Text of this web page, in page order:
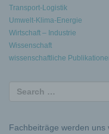
Transport-Logistik
Umwelt-Klima-Energie
Wirtschaft – Industrie
Wissenschaft
wissenschaftliche
Fachbeiträge werden